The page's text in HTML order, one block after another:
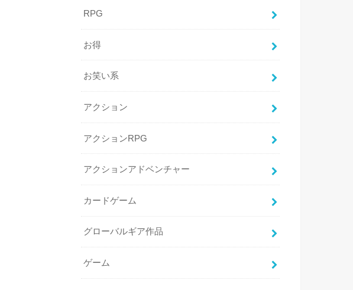
RPG
お得
お笑い系
アクション
アクションRPG
アクションアドベンチャー
カードゲーム
グローバルギア作品
ゲーム